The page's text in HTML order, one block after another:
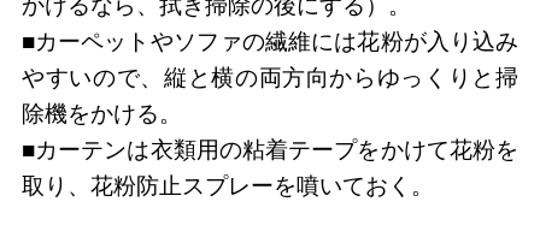
かけるなら、拭き掃除の後にする）。
■カーペットやソファの繊維には花粉が入り込み
やすいので、縦と横の両方向からゆっくりと掃
除機をかける。
■カーテンは衣類用の粘着テープをかけて花粉を
取り、花粉防止スプレーを噴いておく。